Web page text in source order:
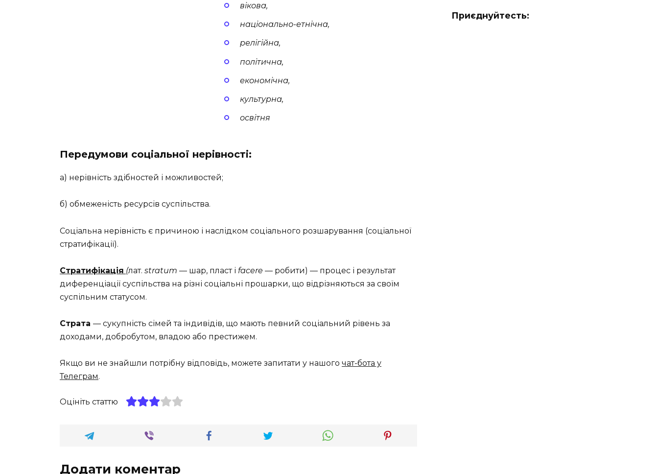
вікова,
національно-етнічна,
релігійна,
політична,
економічна,
культурна,
освітня
Передумови соціальної нерівності:
а) нерівність здібностей і можливостей;
б) обмеженість ресурсів суспільства.
Соціальна нерівність є причиною і наслідком соціального розшарування (соціальної
стратифікації).
Стратифікація (лат. stratum — шар, пласт і facere — робити) — процес і результат
диференціації суспільства на різні соціальні прошарки, що відрізняються за своїм
суспільним статусом.
Страта — сукупність сімей та індивідів, що мають певний соціальний рівень за
доходами, добробутом, владою або престижем.
Якщо ви не знайшли потрібну відповідь, можете запитати у нашого чат-бота у
Телеграм.
Оцініть статтю
Додати коментар
Приєднуйтесть: